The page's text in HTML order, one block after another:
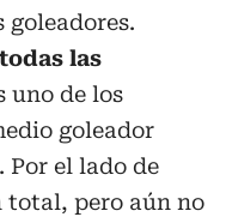
las
uno de los
goleador
Por el lado de
total, pero aún no